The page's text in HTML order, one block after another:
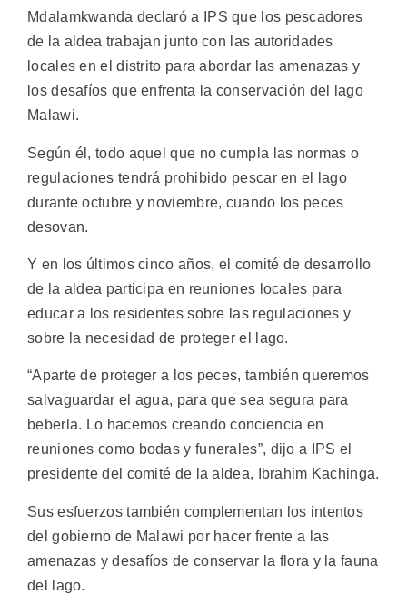
Mdalamkwanda declaró a IPS que los pescadores
de la aldea trabajan junto con las autoridades
locales en el distrito para abordar las amenazas y
los desafíos que enfrenta la conservación del lago
Malawi.
Según él, todo aquel que no cumpla las normas o
regulaciones tendrá prohibido pescar en el lago
durante octubre y noviembre, cuando los peces
desovan.
Y en los últimos cinco años, el comité de desarrollo
de la aldea participa en reuniones locales para
educar a los residentes sobre las regulaciones y
sobre la necesidad de proteger el lago.
“Aparte de proteger a los peces, también queremos
salvaguardar el agua, para que sea segura para
beberla. Lo hacemos creando conciencia en
reuniones como bodas y funerales”, dijo a IPS el
presidente del comité de la aldea, Ibrahim Kachinga.
Sus esfuerzos también complementan los intentos
del gobierno de Malawi por hacer frente a las
amenazas y desafíos de conservar la flora y la fauna
del lago.